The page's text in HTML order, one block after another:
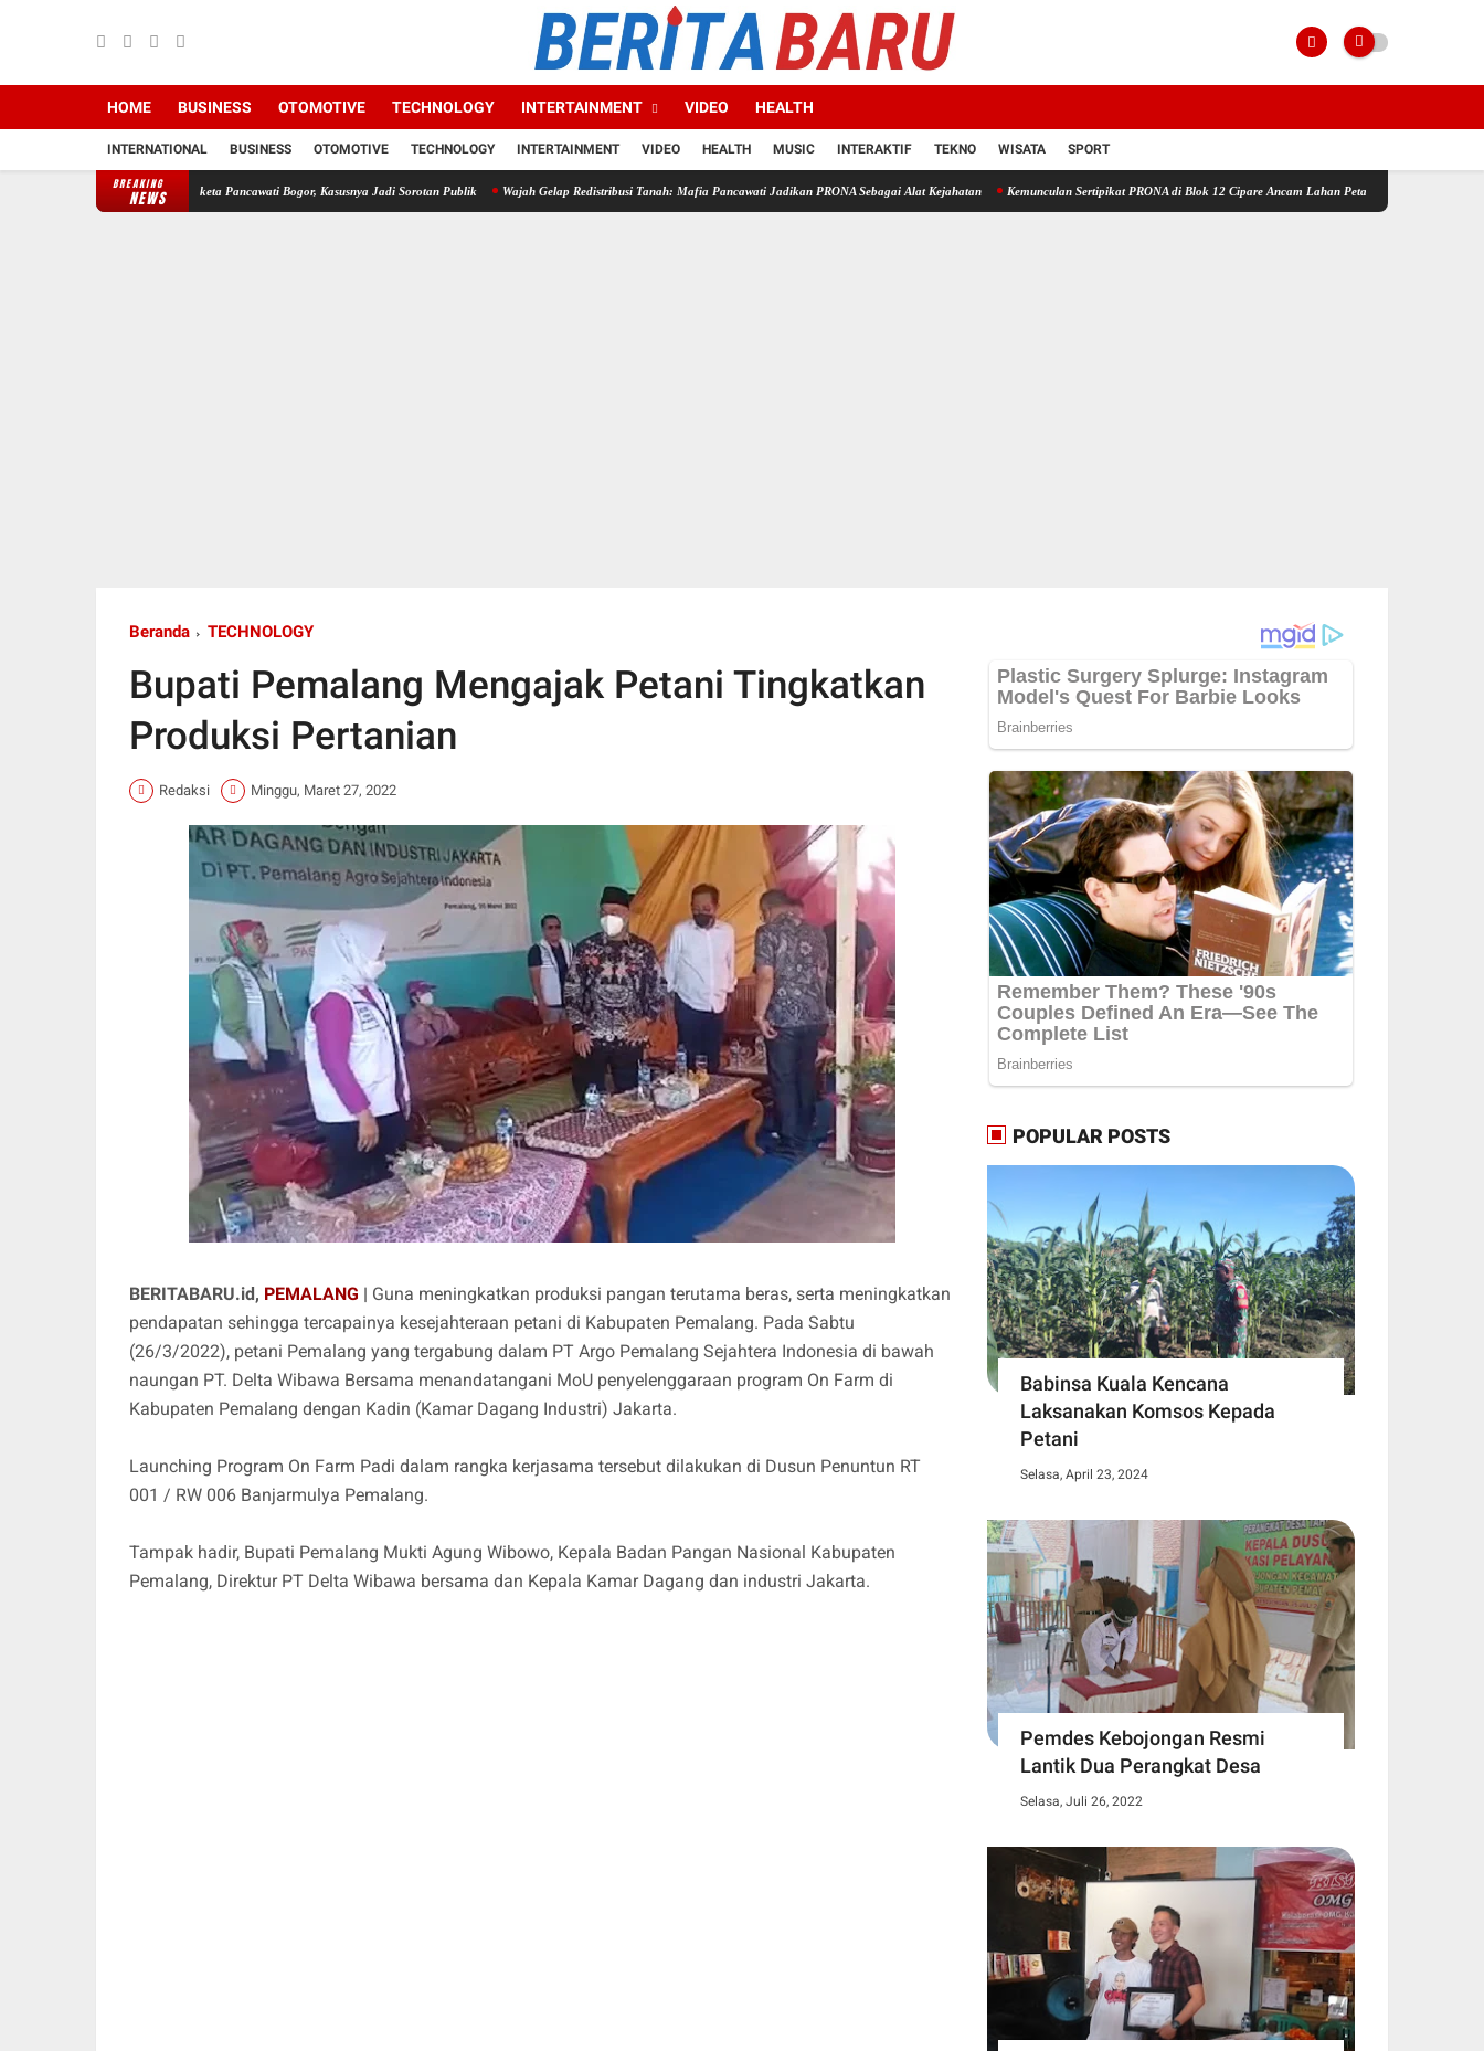
HOME BUSINESS OTOMOTIVE TECHNOLOGY INTERTAINMENT VIDEO HEALTH
INTERNATIONAL BUSINESS OTOMOTIVE TECHNOLOGY INTERTAINMENT VIDEO HEALTH MUSIC INTERAKTIF TEKNO WISATA SPORT
BREAKING
NEWS
di Lahan Sengketa Pancawati Bogor, Kasusnya Jadi Sorotan Publik Wajah Gelap Redistribusi Tanah: Mafia Pancawati Jadikan PRONA Sebagai Alat Kejahatan Kemunculan Sertipikat PRONA di Blok 12 Cipare Ancam Lahan Petani, Jana Raharja: Sertipikat Cacat
Beranda TECHNOLOGY
Bupati Pemalang Mengajak Petani Tingkatkan
Produksi Pertanian
Redaksi Minggu, Maret 27, 2022
BERITABARU.id, PEMALANG | Guna meningkatkan produksi pangan terutama beras, serta meningkatkan
pendapatan sehingga tercapainya kesejahteraan petani di Kabupaten Pemalang. Pada Sabtu
(26/3/2022), petani Pemalang yang tergabung dalam PT Argo Pemalang Sejahtera Indonesia di bawah
naungan PT. Delta Wibawa Bersama menandatangani MoU penyelenggaraan program On Farm di
Kabupaten Pemalang dengan Kadin (Kamar Dagang Industri) Jakarta.
Launching Program On Farm Padi dalam rangka kerjasama tersebut dilakukan di Dusun Penuntun RT
001 / RW 006 Banjarmulya Pemalang.
Tampak hadir, Bupati Pemalang Mukti Agung Wibowo, Kepala Badan Pangan Nasional Kabupaten
Pemalang, Direktur PT Delta Wibawa bersama dan Kepala Kamar Dagang dan industri Jakarta.
POPULAR POSTS
Babinsa Kuala Kencana
Laksanakan Komsos Kepada
Petani
Selasa, April 23, 2024
Pemdes Kebojongan Resmi
Lantik Dua Perangkat Desa
Selasa, Juli 26, 2022